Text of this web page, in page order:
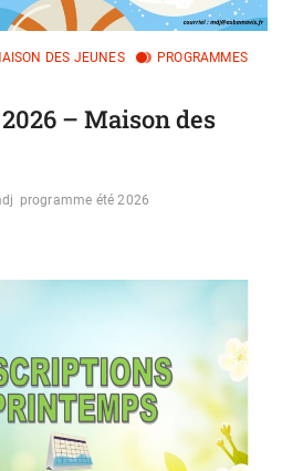
DES JEUNES
PROGRAMMES
– Maison des
programme été 2026